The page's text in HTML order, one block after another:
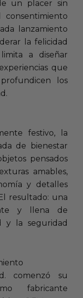
un placer sin
lanzamiento
la felicidad
a diseñar
que
los
festivo, la
de bienestar
pensados
amables,
y detalles
resultado: una
y llena de
y la seguridad
comenzó su
fabricante